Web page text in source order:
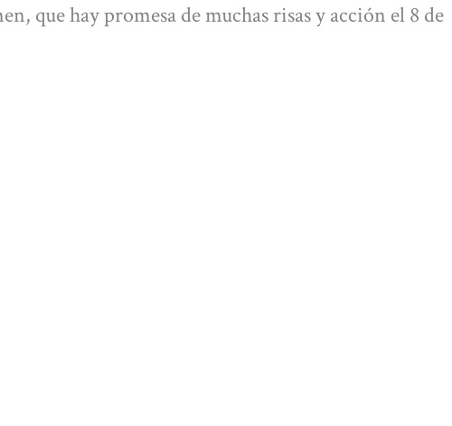
que hay promesa de muchas risas y acción el 8 de